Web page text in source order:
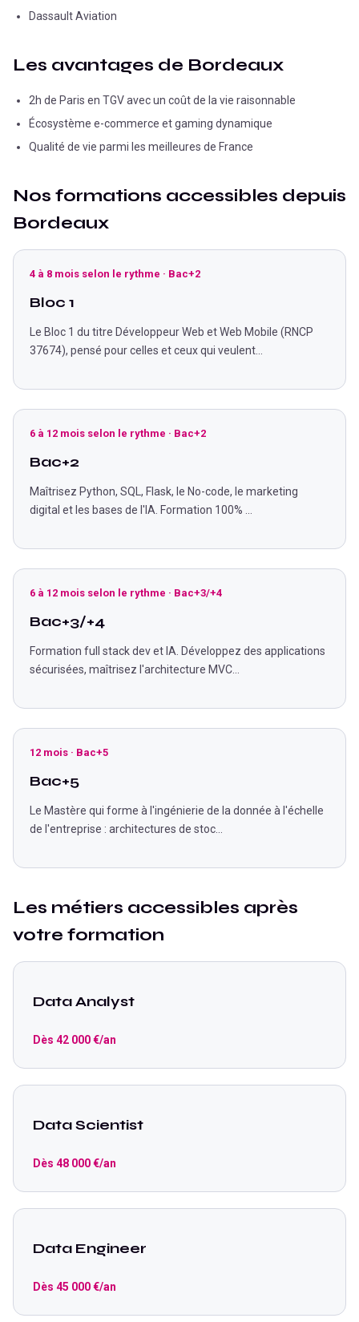
Dassault Aviation
Les avantages de Bordeaux
2h de Paris en TGV avec un coût de la vie raisonnable
Écosystème e-commerce et gaming dynamique
Qualité de vie parmi les meilleures de France
Nos formations accessibles depuis
Bordeaux
4 à 8 mois selon le rythme · Bac+2
Bloc 1
Le Bloc 1 du titre Développeur Web et Web Mobile (RNCP
37674), pensé pour celles et ceux qui veulent
6 à 12 mois selon le rythme · Bac+2
Bac+2
Maîtrisez Python, SQL, Flask, le No-code, le marketing
digital et les bases de l'IA. Formation 100%
6 à 12 mois selon le rythme · Bac+3/+4
Bac+3/+4
Formation full stack dev et IA. Développez des applications
sécurisées, maîtrisez l'architecture MVC
12 mois · Bac+5
Bac+5
Le Mastère qui forme à l'ingénierie de la donnée à l'échelle
de l'entreprise : architectures de stoc
Les métiers accessibles après
votre formation
Data Analyst
Dès 42 000€/an
Data Scientist
Dès 48 000€/an
Data Engineer
Dès 45 000€/an